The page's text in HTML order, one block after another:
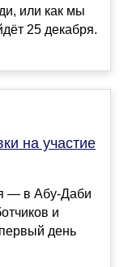
или как мы
25 декабря.
на участие
— в Абу-Даби
и
день